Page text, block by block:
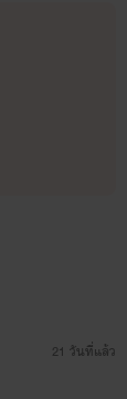
21 วันที่แล้ว